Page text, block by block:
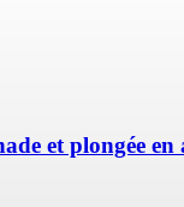
et plongée en